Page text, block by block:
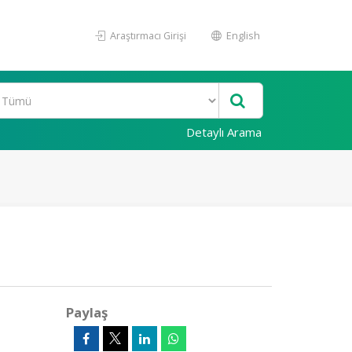
Araştırmacı Girişi English
Detaylı Arama
Paylaş